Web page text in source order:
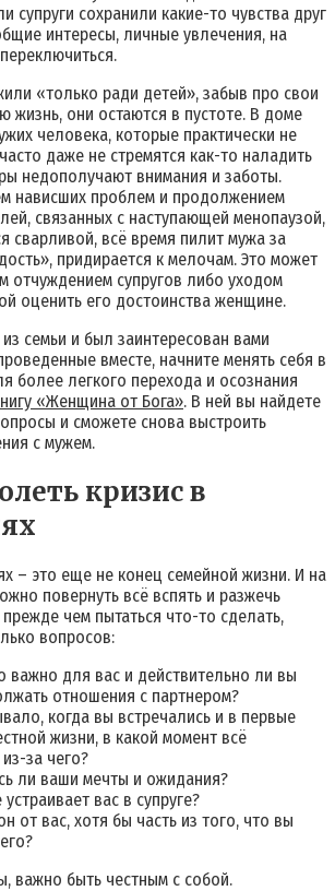
супруги сохранили какие-то чувства друг
интересы, личные увлечения, на
«только ради детей», забыв про свои
жизнь, они остаются в пустоте. В доме
человека, которые практически не
даже не стремятся как-то наладить
недополучают внимания и заботы.
нависших проблем и продолжением
связанных с наступающей менопаузой,
сварливой, всё время пилит мужа за
придирается к мелочам. Это может
отчуждением супругов либо уходом
оценить его достоинства женщине.
семьи и был заинтересован вами
вместе, начните менять себя в
более легкого перехода и осознания
«Женщина от Бога». В ней вы найдете
и сможете снова выстроить
с мужем.
кризис в
– это еще не конец семейной жизни. И на
повернуть всё вспять и разжечь
прежде чем пытаться что-то сделать,
вопросов:
важно для вас и действительно ли вы
отношения с партнером?
когда вы встречались и в первые
жизни, в какой момент всё
за чего?
ли ваши мечты и ожидания?
вас в супруге?
от вас, хотя бы часть из того, что вы
важно быть честным с собой.